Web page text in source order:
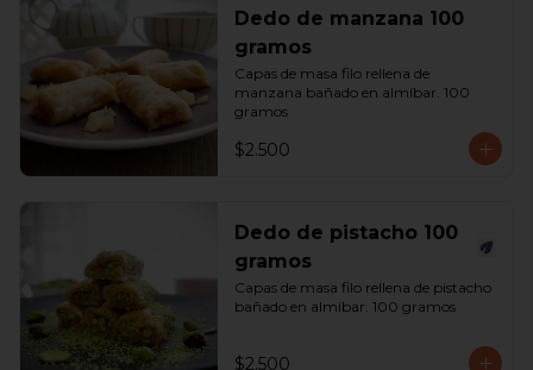
Dedo de manzana 100
gramos
Capas de masa filo rellena de
manzana bañado en almíbar. 100
gramos
$2.500
Dedo de pistacho 100
gramos
Capas de masa filo rellena de pistacho
bañado en almíbar. 100 gramos
$2.500